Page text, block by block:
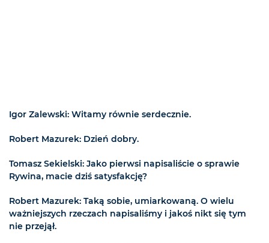
Igor Zalewski: Witamy równie serdecznie.
Robert Mazurek: Dzień dobry.
Tomasz Sekielski: Jako pierwsi napisaliście o sprawie
Rywina, macie dziś satysfakcję?
Robert Mazurek: Taką sobie, umiarkowaną. O wielu
ważniejszych rzeczach napisaliśmy i jakoś nikt się tym
nie przejął.